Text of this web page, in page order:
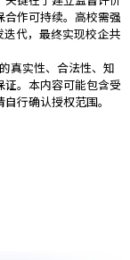
作可持续。高校需强
代，最终实现校企共
真实性、合法性、知
。本内容可能包含受
行确认授权范围。